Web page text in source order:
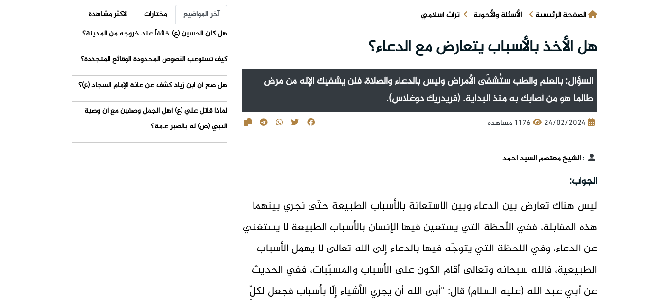
الصفحة الرئيسية الأسئلة والأجوبة تراث اسلامي
هل الأخذ بالأسباب يتعارض مع الدعاء؟
السؤال: بالعلم والطب ستُشفَى الأمراض وليس بالدعاء والصلاة، فلن يشفيك الإله من مرض
طالما هو من أصابك به منذ البداية. (فريدريك دوغلاس).
24/02/2024 1176 مشاهدة
:الشيخ معتصم السيد احمد
‏الجواب:
ليس هناك تعارض بين الدعاء وبين الاستعانة بالأسباب الطبيعة حتّى نجري بينهما
هذه المقابلة، ففي اللّحظة التي يستعين فيها الإنسان بالأسباب الطبيعة لا يستغني
عن الدعاء، وفي اللحظة التي يتوجّه فيها بالدعاء إلى الله تعالى لا يهمل الأسباب
الطبيعية، فالله سبحانه وتعالى أقام الكون على الأسباب والمسبّبات، ففي الحديث
عن أبي عبد الله (عليه السلام) قال: "أبى الله أن يجري الأشياء إلّا بأسباب فجعل لكلِّ
آخر المواضيع مختارات
الاكثر مشاهدة
هل كان الحسين (ع) خائفاً عند خروجه من المدينة؟
كيف تستوعب النصوص المحدودة الوقائع المتجددة؟
هل صح أن ابن زياد كشف عن عانة الإمام السجاد (ع)؟
لماذا قاتل علي (ع) أهل الجمل وصفين مع أن وصية
النبي (ص) له بالصبر عامة؟